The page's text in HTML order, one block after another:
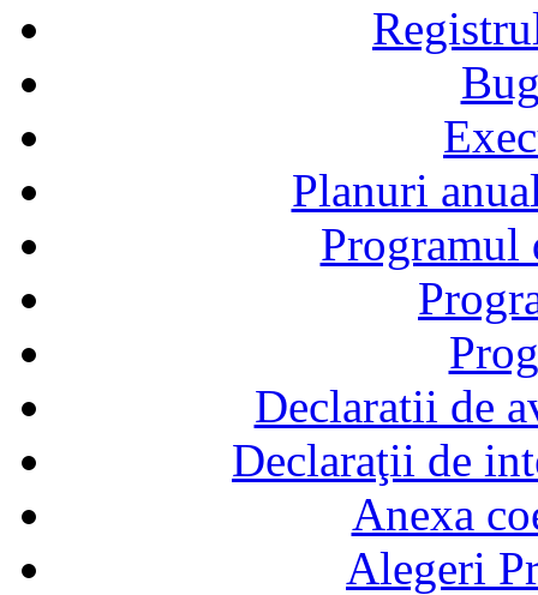
Planuri
Declaratii de
Declaraţii de
Anexa
Alegeri